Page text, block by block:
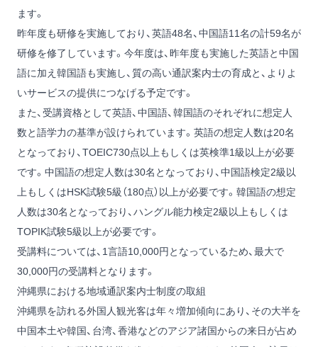
ます。
昨年度も研修を実施しており、英語48名、中国語11名の計59名が
研修を修了しています。今年度は、昨年度も実施した英語と中国
語に加え韓国語も実施し、質の高い通訳案内士の育成と、よりよ
いサービスの提供につなげる予定です。
また、受講資格として英語、中国語、韓国語のそれぞれに想定人
数と語学力の基準が設けられています。英語の想定人数は20名
となっており、TOEIC730点以上もしくは英検準1級以上が必要
です。中国語の想定人数は30名となっており、中国語検定2級以
上もしくはHSK試験5級（180点）以上が必要です。韓国語の想定
人数は30名となっており、ハングル能力検定2級以上もしくは
TOPIK試験5級以上が必要です。
受講料については、1言語10,000円となっているため、最大で
30,000円の受講料となります。
沖縄県における地域通訳案内士制度の取組
沖縄県を訪れる外国人観光客は年々増加傾向にあり、その大半を
中国本土や韓国、台湾、香港などのアジア諸国からの来日が占め